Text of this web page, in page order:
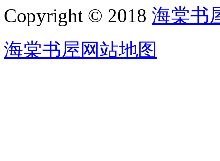
Copyright © 2018 海棠书
海棠书屋网站地图